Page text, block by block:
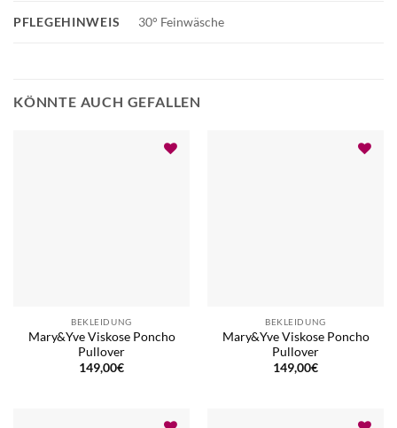
PFLEGEHINWEIS 30° Feinwäsche
KÖNNTE AUCH GEFALLEN
BEKLEIDUNG
Mary&Yve Viskose Poncho
Pullover
149,00€
BEKLEIDUNG
Mary&Yve Viskose Poncho
Pullover
149,00€